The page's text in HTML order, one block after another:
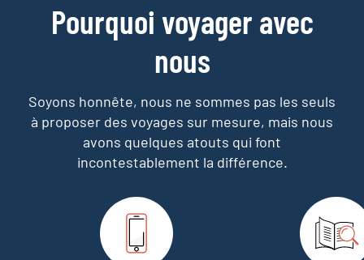
Pourquoi voyager avec
nous
Soyons honnête, nous ne sommes pas les seuls
à proposer des voyages sur mesure, mais nous
avons quelques atouts qui font
incontestablement la différence.